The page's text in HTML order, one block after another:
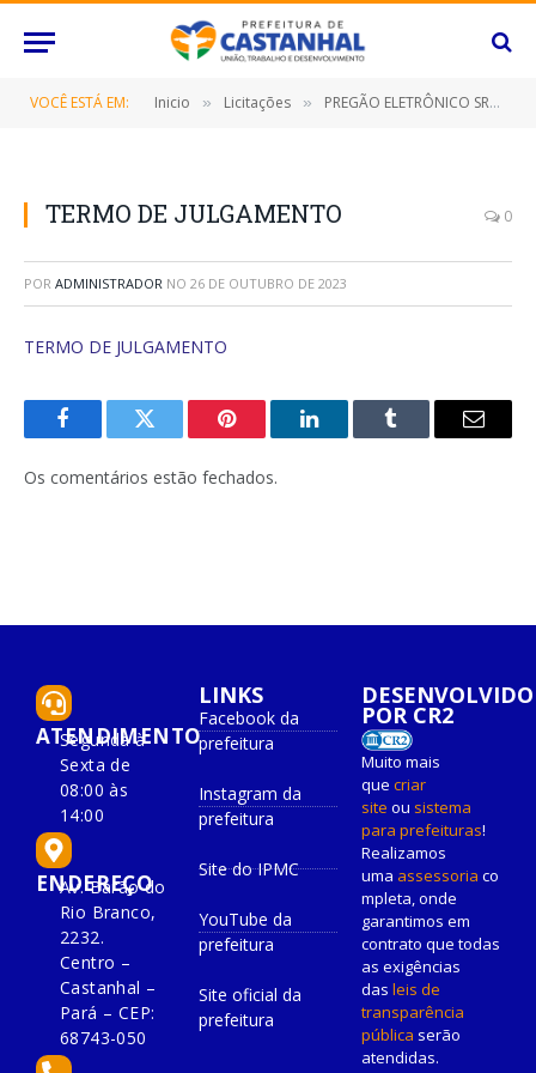
VOCÊ ESTÁ EM: Inicio » Licitações » PREGÃO ELETRÔNICO SRP Nº 038/2023 (CONTRATAÇÃO DE EMPRESA ESPECIALIZADA PARA FORNECIMENTO COMBUSTÍVEIS E LUBRIFICANTES, DESTINADO A ATENDER A DEMANDA DA FROTA DE VEICULOS DAS DIVERSAS SECRETARIAS/FUNDOS MUNICIPAIS E O INSTITUTO DE PREVIDÊNCIA DO MUNICÍPIO DE CASTANHAL/PA)
TERMO DE JULGAMENTO 0
POR ADMINISTRADOR NO 26 DE OUTUBRO DE 2023
TERMO DE JULGAMENTO
FacebookTwitter Pinterest O
Tumblr
E-
Os comentários estão fechados.
ATENDIMENTO
Segunda à
Sexta de
08:00 às
14:00
ENDEREÇO
Av. Barão do
Rio Branco,
2232.
Centro –
Castanhal –
Pará – CEP:
68743-050
LINKS
Facebook da
prefeitura
Instagram da
prefeitura
Site do IPMC
YouTube da
prefeitura
Site oficial da
prefeitura
DESENVOLVIDO
POR CR2
Muito mais
que criar
site ou sistema
para prefeituras!
Realizamos
uma assessoria co
mpleta, onde
garantimos em
contrato que todas
as exigências
das leis de
transparência
pública serão
atendidas.